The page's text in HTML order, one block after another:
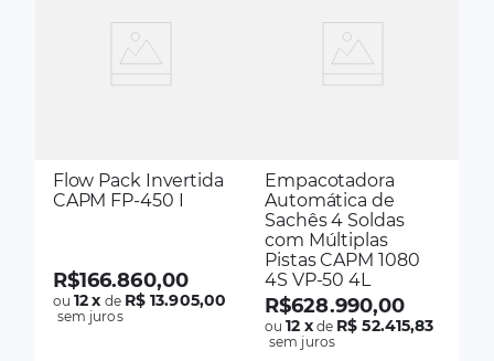
Flow Pack Invertida
CAPM FP-450 I
R$166.860,00
ou12x de R$ 13.905,00
sem juros
Empacotadora
Automática de
Sachês 4 Soldas
com Múltiplas
Pistas CAPM 1080
4S VP-50 4L
R$628.990,00
ou12 xde R$ 52.415,83
sem juros